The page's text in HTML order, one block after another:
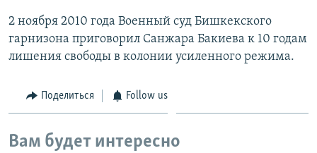
2 ноября 2010 года Военный суд Бишкекского
гарнизона приговорил Санжара Бакиева к 10 годам
лишения свободы в колонии усиленного режима.
Поделиться Follow us
Вам будет интересно